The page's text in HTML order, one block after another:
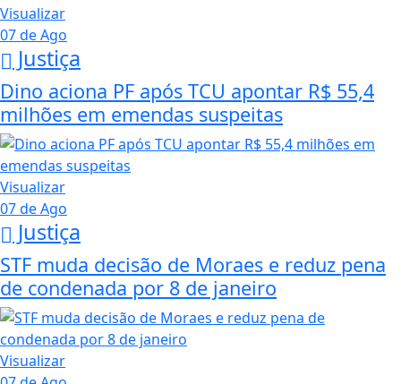
Visualizar
07 de Ago
Justiça
Dino aciona PF após TCU apontar R$ 55,4
milhões em emendas suspeitas
Visualizar
07 de Ago
Justiça
STF muda decisão de Moraes e reduz pena
de condenada por 8 de janeiro
Visualizar